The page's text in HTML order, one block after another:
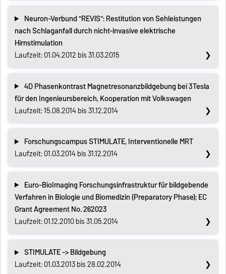
Neuron-Verbund "REVlS": Restitution von Sehleistungen
nach Schlaganfall durch nicht-invasive elektrische
Hirnstimulation
Laufzeit: 01.04.2012 bis 31.03.2015
4D Phasenkontrast Magnetresonanzbildgebung bei 3Tesla
für den Ingenieursbereich, Kooperation mit Volkswagen
Laufzeit: 15.08.2014 bis 31.12.2014
Forschungscampus STIMULATE, Interventionelle MRT
Laufzeit: 01.03.2014 bis 31.12.2014
Euro-BioImaging Forschungsinfrastruktur für bildgebende
Verfahren in Biologie und Biomedizin (Preparatory Phase); EC
Grant Agreement No. 262023
Laufzeit: 01.12.2010 bis 31.05.2014
STIMULATE -> Bildgebung
Laufzeit: 01.03.2013 bis 28.02.2014